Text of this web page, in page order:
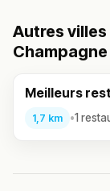
Autres
Champagne
Meilleurs
1,7 km •1